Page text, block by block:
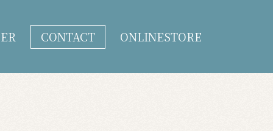
CONTACT ONLINESTORE